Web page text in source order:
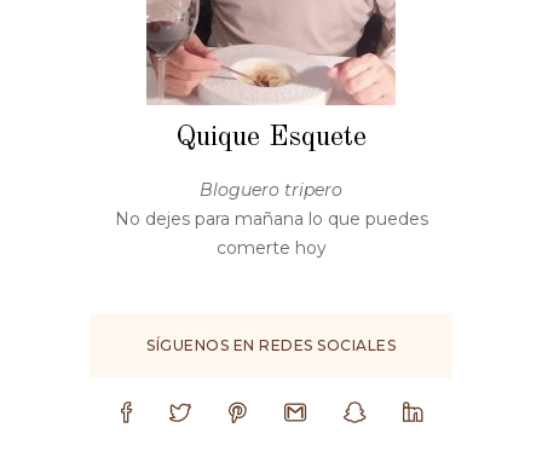
Quique Esquete
Bloguero tripero
No dejes para mañana lo que puedes
comerte hoy
SÍGUENOS EN REDES SOCIALES